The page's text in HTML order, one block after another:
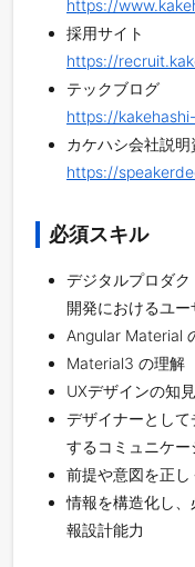
https://
採用サイト
https://
テックブログ
https://
カケハシ会社説明
https://
必須スキル
デジタルプロダ
開発におけるユ
Angular Material
Material3 の理解
UXデザインの知
デザイナーとし
するコミュニケー
前提や意図を正
情報を構造化し
報設計能力